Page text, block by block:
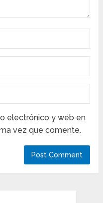
electrónico y web en
vez que comente.